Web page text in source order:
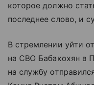
которое должно
последнее слово, и
В стремлении уйти
на СВО Бабакохян в
на службу